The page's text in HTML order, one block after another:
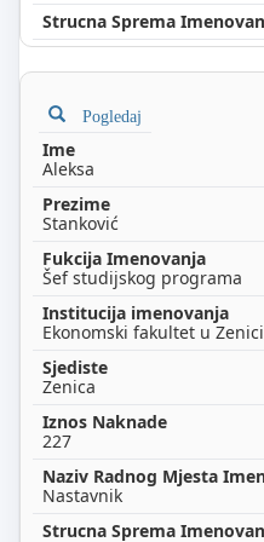
Pogledaj
Aleksa
Stanković
Šef studijskog programa
Ekonomski fakultet u Zenici
Zenica
227
Nastavnik